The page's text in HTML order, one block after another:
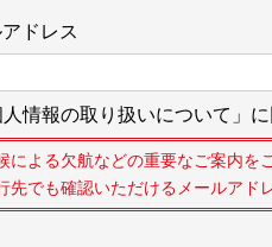
ドレス
人情報の取り扱いについて」
による欠航などの重要なご案内を
先でも確認いただけるメールアド